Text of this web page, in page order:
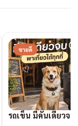
ขายดี
รถเข็น มีคันเดียวจบ